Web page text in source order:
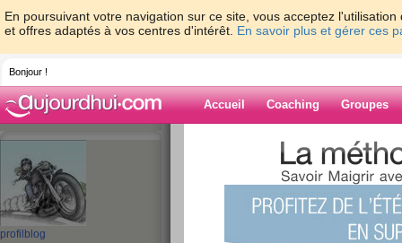
En poursuivant votre navigation sur ce site, vous acceptez
et offres adaptés à vos centres d'intérêt. En savoir plus et gérer ces
Bonjour !
Accueil Coaching Groupes
profil blog
> > UNE
Blog de talou62